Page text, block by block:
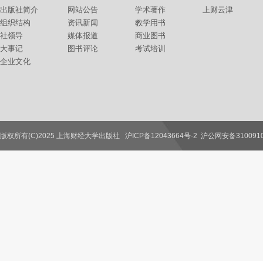
出版社简介
组织结构
社领导
大事记
企业文化
网站公告
资讯新闻
媒体报道
图书评论
学术著作
教学用书
商业图书
考试培训
上财云津
联系我们
版权所有(C)2025 上海财经大学出版社 沪ICP备12043664号-2 沪公网安备